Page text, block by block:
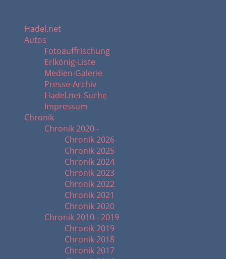
Hadel.net
Autos
Fotoauffrischung
Erlkönig-Liste
Medien-Galerie
Presse-Archiv
Hadel.net-Suche
Impressum
Chronik
Chronik 2020 -
Chronik 2026
Chronik 2025
Chronik 2024
Chronik 2023
Chronik 2022
Chronik 2021
Chronik 2020
Chronik 2010 - 2019
Chronik 2019
Chronik 2018
Chronik 2017